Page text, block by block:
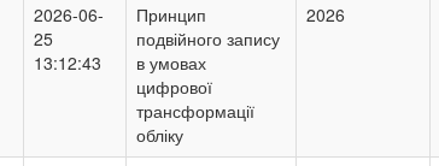
2026-06-
25
13:12:43
Принцип
подвійного запису
в умовах
цифрової
трансформації
обліку
2026